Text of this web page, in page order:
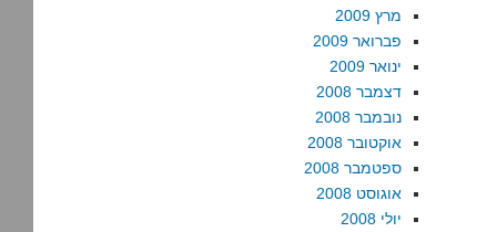
מרץ 2009
פברואר 2009
ינואר 2009
דצמבר 2008
נובמבר 2008
אוקטובר 2008
ספטמבר 2008
אוגוסט 2008
יולי 2008